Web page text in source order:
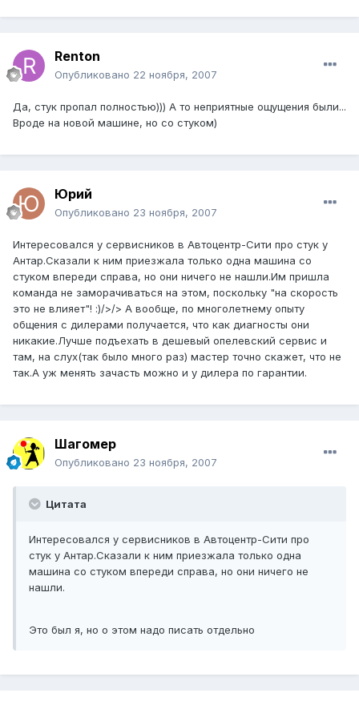
Renton
Опубликовано 22 ноября, 2007
Да, стук пропал полностью))) А то неприятные ощущения были...
Вроде на новой машине, но со стуком)
Юрий
Опубликовано 23 ноября, 2007
Интересовался у сервисников в Автоцентр-Сити про стук у
Антар.Сказали к ним приезжала только одна машина со
стуком впереди справа, но они ничего не нашли.Им пришла
команда не заморачиваться на этом, поскольку "на скорость
это не влияет"! :)/>/> А вообще, по многолетнему опыту
общения с дилерами получается, что как диагносты они
никакие.Лучше подъехать в дешевый опелевский сервис и
там, на слух(так было много раз) мастер точно скажет, что не
так.А уж менять зачасть можно и у дилера по гарантии.
Шагомер
Опубликовано 23 ноября, 2007
Цитата
Интересовался у сервисников в Автоцентр-Сити про
стук у Антар.Сказали к ним приезжала только одна
машина со стуком впереди справа, но они ничего не
нашли.
Это был я, но о этом надо писать отдельно